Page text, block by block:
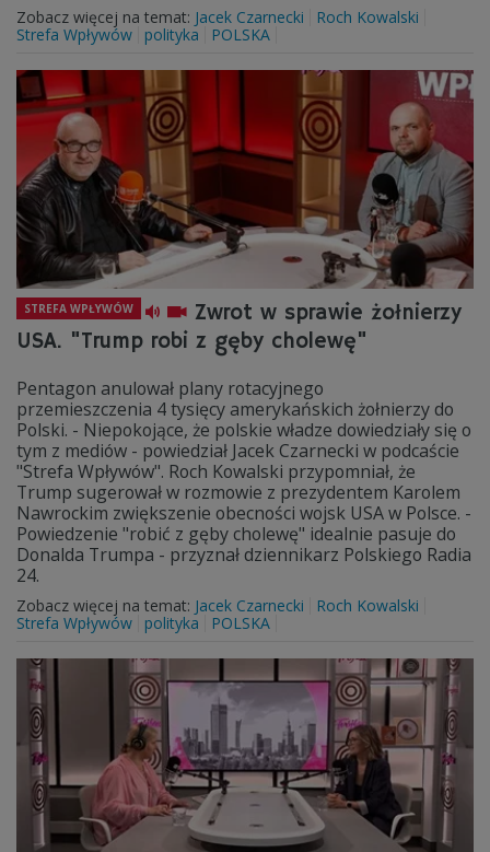
Zobacz więcej na temat: Jacek Czarnecki
Roch Kowalski
Strefa Wpływów
polityka POLSKA
STREFA WPŁYWÓW
Zwrot w sprawie żołnierzy
USA. "Trump robi z gęby cholewę"
Pentagon anulował plany rotacyjnego
przemieszczenia 4 tysięcy amerykańskich żołnierzy do
Polski. - Niepokojące, że polskie władze dowiedziały się o
tym z mediów - powiedział Jacek Czarnecki w podcaście
"Strefa Wpływów". Roch Kowalski przypomniał, że
Trump sugerował w rozmowie z prezydentem Karolem
Nawrockim zwiększenie obecności wojsk USA w Polsce. -
Powiedzenie "robić z gęby cholewę" idealnie pasuje do
Donalda Trumpa - przyznał dziennikarz Polskiego Radia
24.
Zobacz więcej na temat: Jacek Czarnecki
Roch Kowalski
Strefa Wpływów
polityka POLSKA